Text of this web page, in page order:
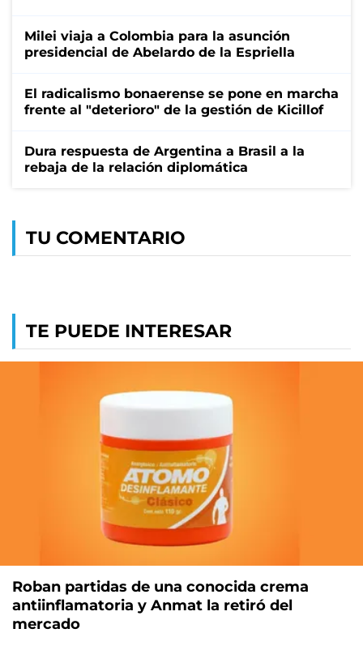
Milei viaja a Colombia para la asunción
presidencial de Abelardo de la Espriella
El radicalismo bonaerense se pone en marcha
frente al "deterioro" de la gestión de Kicillof
Dura respuesta de Argentina a Brasil a la
rebaja de la relación diplomática
TU COMENTARIO
TE PUEDE INTERESAR
Roban partidas de una conocida crema
antiinflamatoria y Anmat la retiró del
mercado